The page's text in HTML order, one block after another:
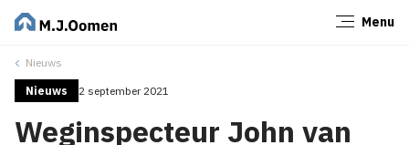
Menu
Nieuws
Nieuws 2 september 2021
Weginspecteur John van
Sluiten